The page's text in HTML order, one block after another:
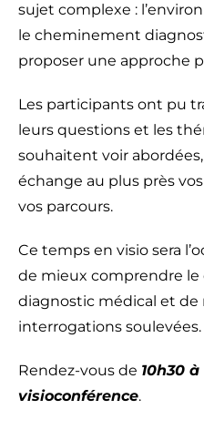
sujet complexe :
le cheminement
proposer une approche
Les participants ont pu
leurs questions et les
souhaitent voir
échange au plus près
vos parcours.
Ce temps en visio sera
de mieux comprendre le
diagnostic médical et de
interrogations soulevées.
Rendez-vous de 10h30 à
visioconférence.